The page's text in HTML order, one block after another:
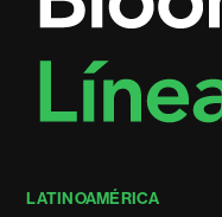
LATINOAMÉRICA